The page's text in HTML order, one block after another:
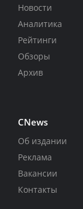
Новости
Аналитика
Рейтинги
Обзоры
Архив
CNews
Об издании
Реклама
Вакансии
Контакты